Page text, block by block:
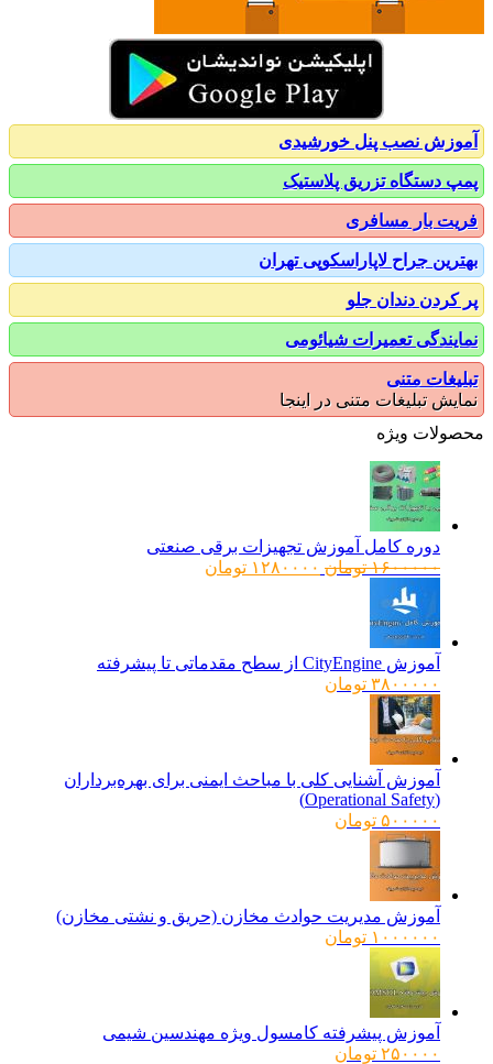
نصب پنل خورشیدی
دستگاه تزریق پلاستیک
بار مسافری
جراح لاپاراسکوپی تهران
دندان جلو
تعمیرات شیائومی
متنی
تبلیغات متنی در اینجا
ویژه
دوره کامل آموزش تجهیزات برقی صنعتی
۱۶۰۰۰۰۰ تومانقیمت
۱۲۸۰۰۰۰ تومانقیمت
آموزش CityEngine از سطح مقدماتی تا پیشرفته
۳۸۰۰۰۰۰ تومان
آموزش آشنایی کلی با مباحث ایمنی برای بهره‌برداران
۵۰۰۰۰۰ تومان
آموزش مدیریت حوادث مخازن (حریق و نشتی مخازن)
۱۰۰۰۰۰۰ تومان
آموزش پیشرفته کامسول ویژه مهندسین شیمی
۲۵۰۰۰۰ تومان